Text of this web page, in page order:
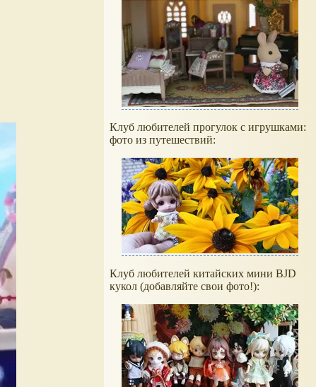
Клуб любителей прогулок с игрушками:
фото из путешествий:
Клуб любителей китайских мини BJD
кукол (добавляйте свои фото!):